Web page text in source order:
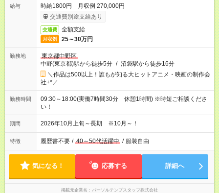
給与
時給1800円 月収例 270,000円
交通費別途支給あり
交通費 全額支給
月収例 25～30万円
勤務地
東京都中野区
中野(東京都)駅から徒歩5分 / 沼袋駅から徒歩16分
＼作品は500以上！誰もが知る大ヒットアニメ・映画の制作会
社+*／
勤務時間
09:30～18:00(実働7時間30分 休憩1時間) ※時短ご相談くださ
い！
期間 2026年10月上旬～長期 ※10月～！
特徴 履歴書不要 / 40～50代活躍中 / 服装自由
気になる！ 応募する 詳細へ
掲載元企業名 パーソルテンプスタッフ株式会社